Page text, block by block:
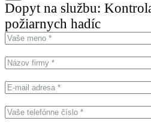
Dopyt na službu:
požiarnych hadíc